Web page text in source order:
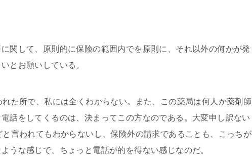
関して、原則的に保険の範囲内でを原則に、それ以外の何かが発
とお願いしている。
た所で、私には全くわからない。また、この薬局は何人か薬剤師
話をしてくるのは、決まってこの方なのである。大変申し訳ない
言われてもわからないし、保険外の請求であることも、こっちが
うな感じで、ちょっと電話が的を得ない感じなのだ。